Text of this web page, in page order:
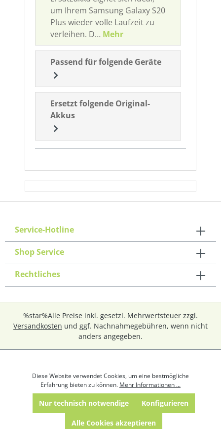
um Ihrem Samsung Galaxy S20
Plus wieder volle Laufzeit zu
verleihen. D… Mehr
Passend für folgende Geräte
Ersetzt folgende Original-
Akkus
Service-Hotline
Shop Service
Rechtliches
%star%Alle Preise inkl. gesetzl. Mehrwertsteuer zzgl.
Versandkosten und ggf. Nachnahmegebühren, wenn nicht
anders angegeben.
Diese Website verwendet Cookies, um eine bestmögliche
Erfahrung bieten zu können. Mehr Informationen ...
Nur technisch notwendige Konfigurieren
Alle Cookies akzeptieren